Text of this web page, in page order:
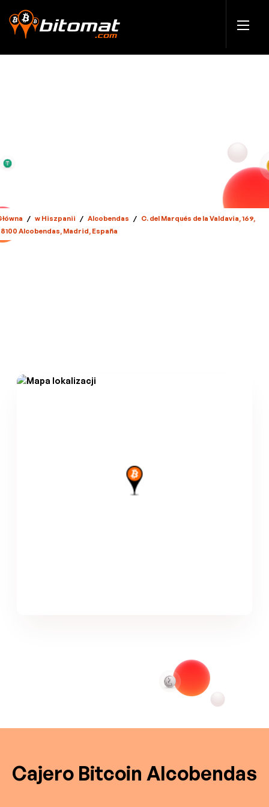
/ w Hiszpanii / Alcobendas / C. del Marqués de la Valdavia, 169,
Alcobendas, Madrid, España
Cajero Bitcoin Alcobendas